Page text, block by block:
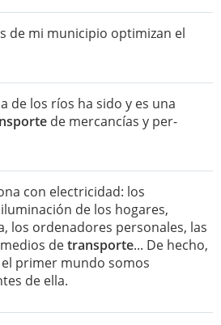
de mi municipio optimizan el
de los ríos ha sido y es una
de mercancías y per-
con electricidad: los
de los hogares,
los ordenadores personales, las
detransporte... De hecho,
primer mundo somos
de ella.